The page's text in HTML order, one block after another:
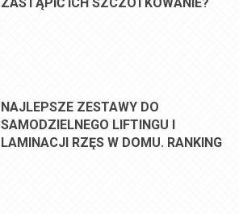
NAJLEPSZE ZESTAWY DO
SAMODZIELNEGO LIFTINGU I
LAMINACJI RZĘS W DOMU. RANKING